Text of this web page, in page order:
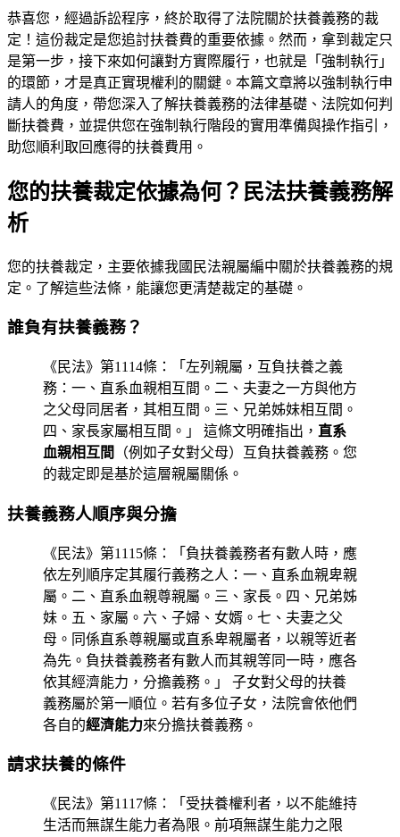
恭喜您，經過訴訟程序，終於取得了法院關於扶養義務的裁
定！這份裁定是您追討扶養費的重要依據。然而，拿到裁定只
是第一步，接下來如何讓對方實際履行，也就是「強制執行」
的環節，才是真正實現權利的關鍵。本篇文章將以強制執行申
請人的角度，帶您深入了解扶養義務的法律基礎、法院如何判
斷扶養費，並提供您在強制執行階段的實用準備與操作指引，
助您順利取回應得的扶養費用。
您的扶養裁定依據為何？民法扶養義務解
析
您的扶養裁定，主要依據我國民法親屬編中關於扶養義務的規
定。了解這些法條，能讓您更清楚裁定的基礎。
誰負有扶養義務？
《民法》第1114條：「左列親屬，互負扶養之義
務：一、直系血親相互間。二、夫妻之一方與他方
之父母同居者，其相互間。三、兄弟姊妹相互間。
四、家長家屬相互間。」 這條文明確指出， 直系
血親相互間
（例如子女對父母）互負扶養義務。您
的裁定即是基於這層親屬關係。
扶養義務人順序與分擔
《民法》第1115條：「負扶養義務者有數人時，應
依左列順序定其履行義務之人：一、直系血親卑親
屬。二、直系血親尊親屬。三、家長。四、兄弟姊
妹。五、家屬。六、子婦、女婿。七、夫妻之父
母。同係直系尊親屬或直系卑親屬者，以親等近者
為先。負扶養義務者有數人而其親等同一時，應各
依其經濟能力，分擔義務。」 子女對父母的扶養
義務屬於第一順位。若有多位子女，法院會依他們
各自的經濟能力來分擔扶養義務。
請求扶養的條件
《民法》第1117條：「受扶養權利者，以不能維持
生活而無謀生能力者為限。前項無謀生能力之限